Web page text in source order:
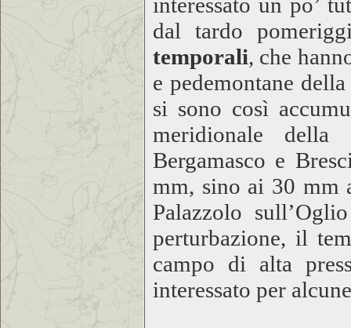
dal tardo
temporali, che
e pedemontane
si sono così
meridionale della
Bergamasco e
mm, sino ai 30 mm
Palazzolo
perturbazione, il
campo di alta
interessato per